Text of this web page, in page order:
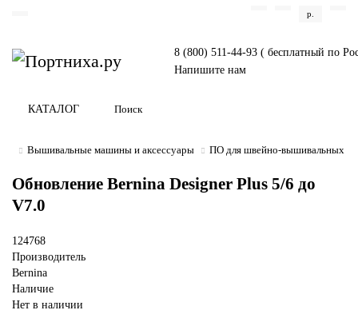
р.
8 (800) 511-44-93 ( бесплатный по
Напишите нам
КАТАЛОГ
Вышивальные машины и аксессуары ПО для швейно-вышивальных
Обновление Bernina Designer Plus 5/6 до
V7.0
124768
Производитель
Bernina
Наличие
Нет в наличии